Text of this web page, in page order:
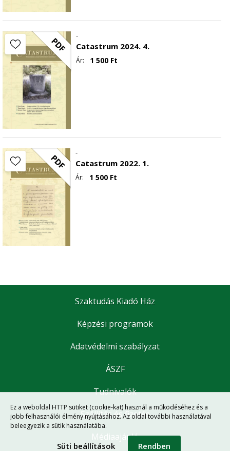
PDF -
Catastrum 2024. 4.
Ár: 1 500 Ft
PDF -
Catastrum 2022. 1.
Ár: 1 500 Ft
Szaktudás Kiadó Ház
Képzési programok
Adatvédelmi szabályzat
ÁSZF
Tudnivalók
Szállítás és fizetés
Médiaajánló
Ez a weboldal HTTP sütiket (cookie-kat) használ a működéséhez és a
jobb felhasználói élmény nyújtásához. Az oldal további használatával
beleegyezik a sütik használatába.
Süti beállítások Rendben